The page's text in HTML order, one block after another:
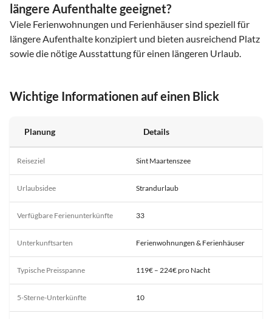
längere Aufenthalte geeignet?
Viele Ferienwohnungen und Ferienhäuser sind speziell für
längere Aufenthalte konzipiert und bieten ausreichend Platz
sowie die nötige Ausstattung für einen längeren Urlaub.
Wichtige Informationen auf einen Blick
Planung Details
Reiseziel Sint Maartenszee
Urlaubsidee Strandurlaub
Verfügbare Ferienunterkünfte 33
Unterkunftsarten Ferienwohnungen & Ferienhäuser
Typische Preisspanne 119€ – 224€ pro Nacht
5-Sterne-Unterkünfte 10